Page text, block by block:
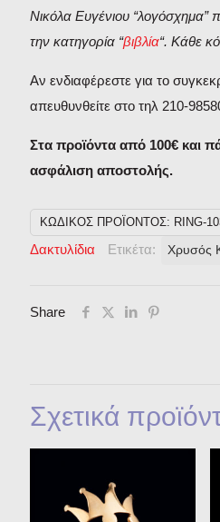
Νικόλα Ευγένιου “λογόσχημα”
την κατηγορία “βιβλία“. Κάθε
Αν ενδιαφέρεστε για το
απευθυνθείτε στο τηλ 210-
Στα προϊόντα από 100€ και
ασφάλιση αποστολής.
ΚΩΔΙΚΌΣ ΠΡΟΪΌΝΤΟΣ: RING-
Δακτυλίδια
Ετικέτα: Χρυσός
Share
Σχετικά